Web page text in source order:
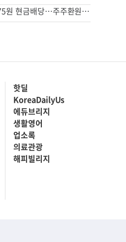
SK하이닉스, 주당 375원 현금배당…주주환원책 9월 내 발표
핫딜
KoreaDailyUs
에듀브리지
생활영어
업소록
의료관광
해피빌리지